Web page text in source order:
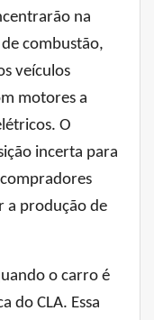
na
combustão,
veículos
motores a
O
incerta para
a produção de
o carro é
do CLA. Essa